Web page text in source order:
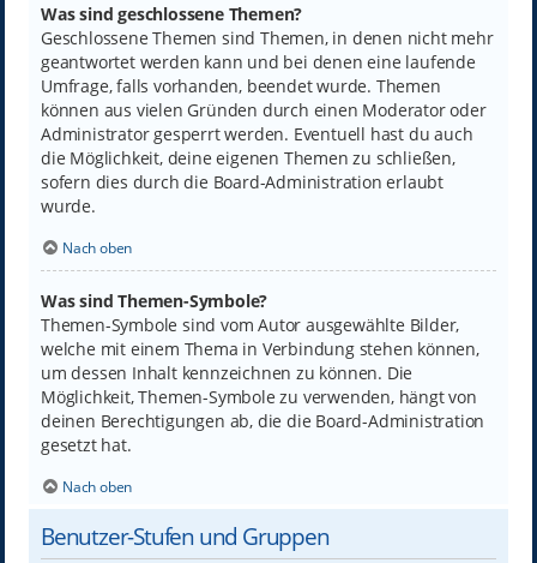
Was sind geschlossene Themen?
Geschlossene Themen sind Themen, in denen nicht mehr
geantwortet werden kann und bei denen eine laufende
Umfrage, falls vorhanden, beendet wurde. Themen
können aus vielen Gründen durch einen Moderator oder
Administrator gesperrt werden. Eventuell hast du auch
die Möglichkeit, deine eigenen Themen zu schließen,
sofern dies durch die Board-Administration erlaubt
wurde.
Nach oben
Was sind Themen-Symbole?
Themen-Symbole sind vom Autor ausgewählte Bilder,
welche mit einem Thema in Verbindung stehen können,
um dessen Inhalt kennzeichnen zu können. Die
Möglichkeit, Themen-Symbole zu verwenden, hängt von
deinen Berechtigungen ab, die die Board-Administration
gesetzt hat.
Nach oben
Benutzer-Stufen und Gruppen